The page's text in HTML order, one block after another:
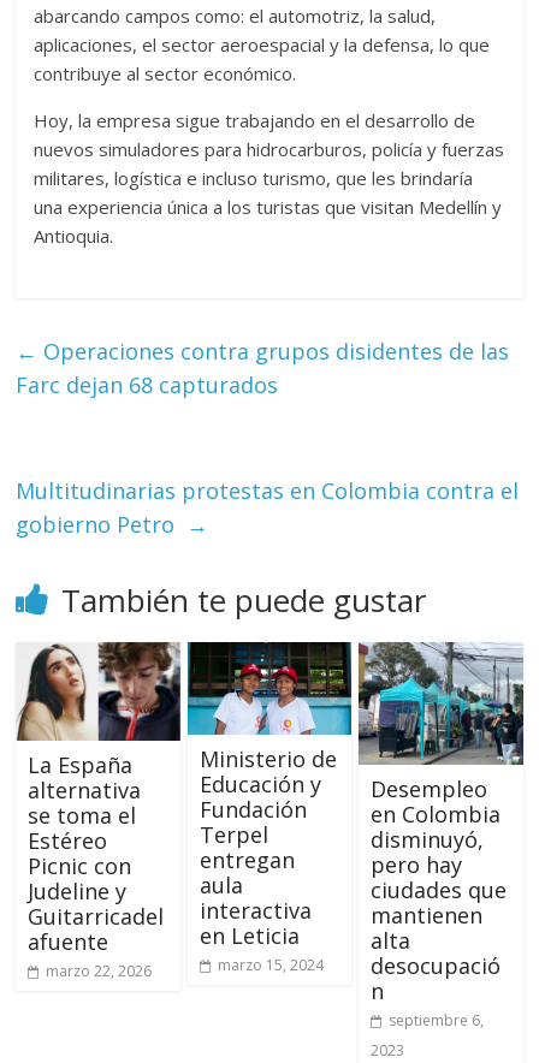
abarcando campos como: el automotriz, la salud,
aplicaciones, el sector aeroespacial y la defensa, lo que
contribuye al sector económico.
Hoy, la empresa sigue trabajando en el desarrollo de
nuevos simuladores para hidrocarburos, policía y fuerzas
militares, logística e incluso turismo, que les brindaría
una experiencia única a los turistas que visitan Medellín y
Antioquia.
← Operaciones contra grupos disidentes de las
Farc dejan 68 capturados
Multitudinarias protestas en Colombia contra el
gobierno Petro →
También te puede gustar
La España
alternativa
se toma el
Estéreo
Picnic con
Judeline y
Guitarricadel
afuente
marzo 22, 2026
Ministerio de
Educación y
Fundación
Terpel
entregan
aula
interactiva
en Leticia
marzo 15, 2024
Desempleo
en Colombia
disminuyó,
pero hay
ciudades que
mantienen
alta
desocupació
n
septiembre 6,
2023